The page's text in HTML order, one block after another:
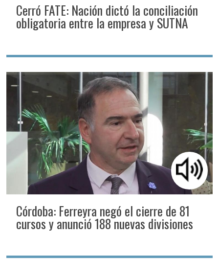
Cerró FATE: Nación dictó la conciliación
obligatoria entre la empresa y SUTNA
Córdoba: Ferreyra negó el cierre de 81
cursos y anunció 188 nuevas divisiones